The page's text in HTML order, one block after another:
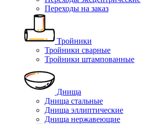
Переходы на заказ
Тройники
Тройники сварные
Тройники штампованные
Днища
Днища стальные
Днища эллиптические
Днища нержавеющие